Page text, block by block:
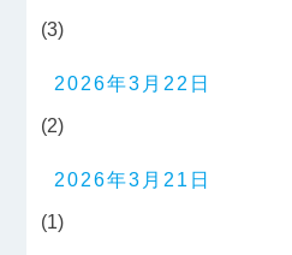
(3)
2026年3月22日
(2)
2026年3月21日
(1)